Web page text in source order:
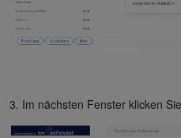
3. Im nächsten Fenster klicken